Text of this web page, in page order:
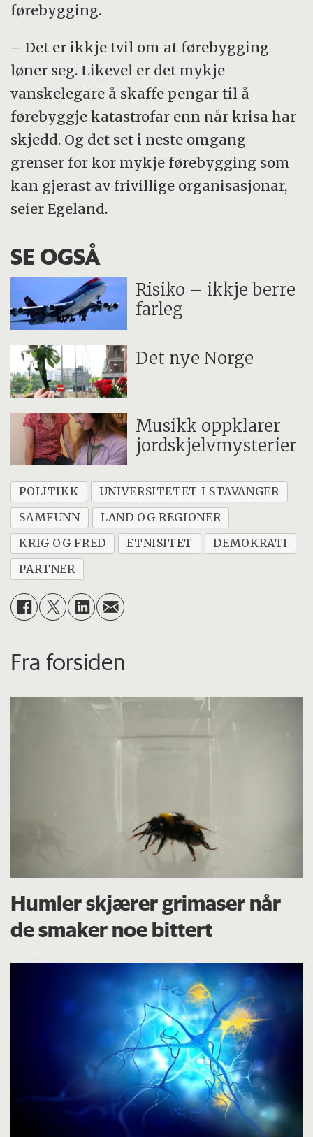
førebygging.
– Det er ikkje tvil om at førebygging
løner seg. Likevel er det mykje
vanskelegare å skaffe pengar til å
førebyggje katastrofar enn når krisa har
skjedd. Og det set i neste omgang
grenser for kor mykje førebygging som
kan gjerast av frivillige organisasjonar,
seier Egeland.
SE OGSÅ
Risiko – ikkje berre
farleg
Det nye Norge
Musikk oppklarer
jordskjelvmysterier
POLITIKK
UNIVERSITETET I STAVANGER
SAMFUNN
LAND OG REGIONER
KRIG OG FRED
ETNISITET
DEMOKRATI
PARTNER
Fra forsiden
Humler skjærer grimaser når
de smaker noe bittert